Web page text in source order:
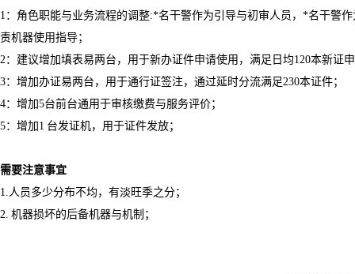
1 ：角色职能与业务流程的调整:*名干警作为引导与初审人员， *名干警
责机器使用指导；
2：建议增加填表易两台，用于新办证件申请使用，满足日均120本新证
3：增加办证易两台，用于通行证签注，通过延时分流满足230本证件；
4：增加5台前台通用于审核缴费与服务评价；
5：增加 1 台发证机，用于证件发放；
需要注意事宜
1.人员多少分布不均，有淡旺季之分；
2. 机器损坏的后备机器与机制；